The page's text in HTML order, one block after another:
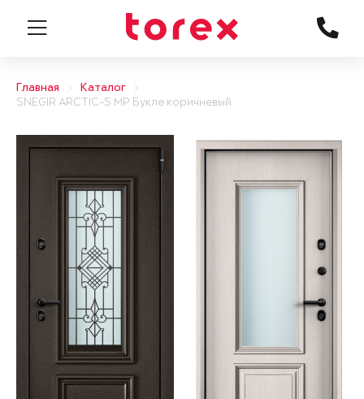
Главная
Каталог
SNEGIR ARCTIC-S MP Букле коричневый